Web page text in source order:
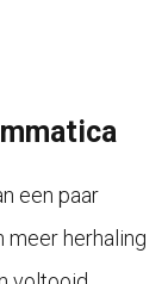
een paar
meer herhaling